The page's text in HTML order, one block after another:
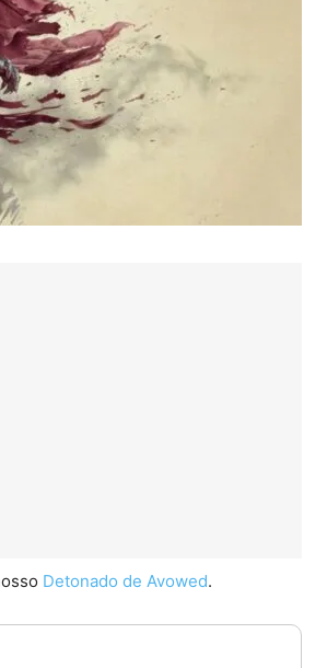
Detonado de Avowed.